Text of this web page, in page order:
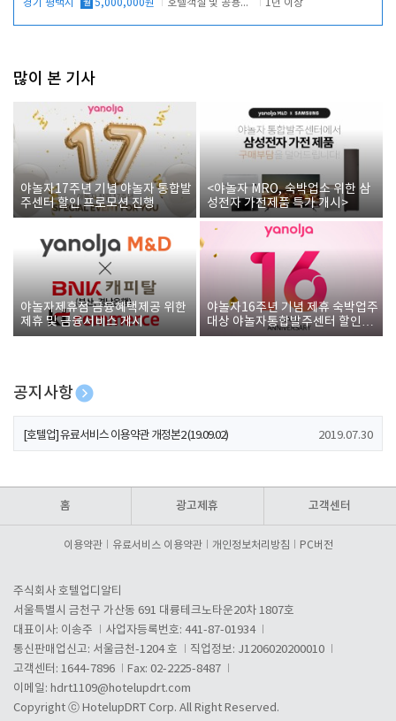
경기 평택시 월 5,000,000원 호텔객실 및 공용시설 청소 관리 1년 이상
많이 본 기사
야놀자17주년 기념 야놀자 통합발
주센터 할인 프로모션 진행
<야놀자 MRO, 숙박업소 위한 삼
성전자 가전제품 특가 개시>
야놀자제휴점 금융혜택제공 위한
제휴 및 금융서비스 게시
야놀자16주년 기념 제휴 숙박업주
대상 야놀자통합발주센터 할인쿠
폰 증정
공지사항
[호텔업] 개인정보 처리방침 개정본1 (19.09.02)
[호텔업] 유료서비스 이용약관 개정본2 (19.09.02) 2019.07.30
홈 광고제휴 고객센터
이용약관 유료서비스 이용약관 개인정보처리방침 PC버전
주식회사 호텔업디알티
서울특별시 금천구 가산동 691 대륭테크노타운20차 1807호
대표이사: 이송주
사업자등록번호: 441-87-01934
통신판매업신고: 서울금천-1204 호
직업정보: J1206020200010
고객센터: 1644-7896
Fax: 02-2225-8487
이메일: hdrt1109@hotelupdrt.com
Copyright ⓒ HotelupDRT Corp. All Right Reserved.